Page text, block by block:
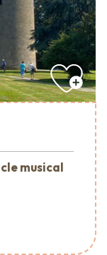
musical